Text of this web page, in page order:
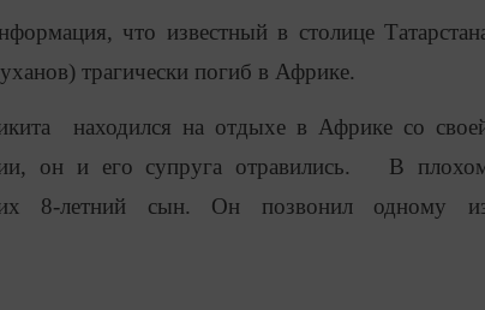
что известный в столице
трагически погиб в Африке.
находился на отдыхе в Африке со
он и его супруга отравились. В
их 8-летний сын. Он позвонил одному